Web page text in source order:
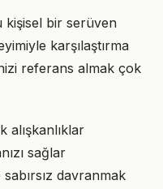
kişisel bir serüven
karşılaştırma
referans almak çok
sağlar
davranmak